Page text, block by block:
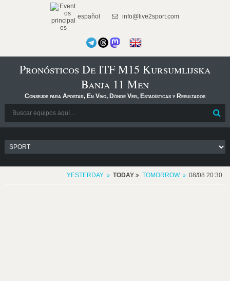
español info@live2sport.com
Pronósticos De ITF M15 Kursumlijska
Banja 11 Men
Consejos para Apostar, En Vivo, Dónde Ver, Estadísticas y Resultados
YESTERDAY TODAY TOMORROW 08/08 20:30